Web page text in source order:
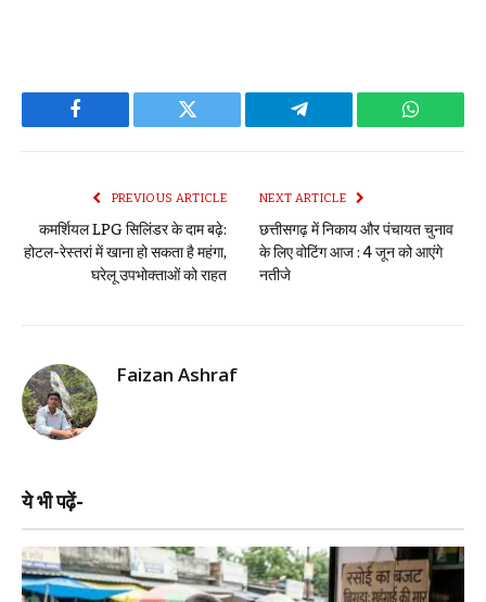
Facebook Twitter Telegram
PREVIOUS ARTICLE
कमर्शियल LPG सिलिंडर के दाम बढ़े:
होटल-रेस्तरां में खाना हो सकता है महंगा,
घरेलू उपभोक्ताओं को राहत
NEXT ARTICLE
छत्तीसगढ़ में निकाय और पंचायत चुनाव
के लिए वोटिंग आज : 4 जून को आएंगे
नतीजे
Faizan Ashraf
ये भी पढ़ें-